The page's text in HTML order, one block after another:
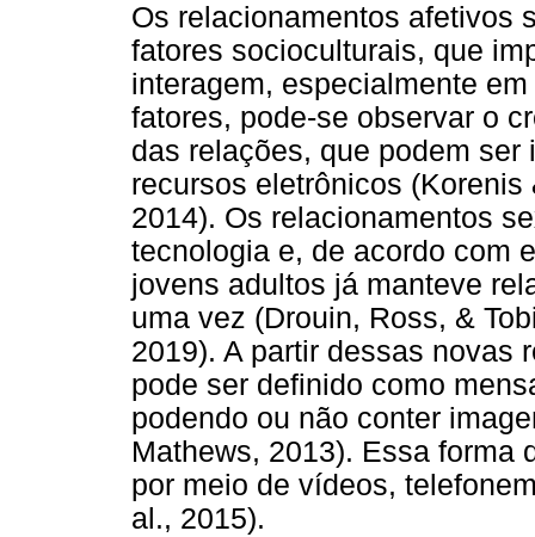
Os relacionamentos afetivos
fatores socioculturais, que
interagem, especialmente
fatores, pode-se observar o
das relações, que podem
recursos eletrônicos
2014). Os relacionamentos
tecnologia e, de acordo com
jovens adultos já manteve
uma vez (Drouin, Ross, &
2019). A partir dessas novas
pode ser definido como
podendo ou não conter
Mathews, 2013). Essa forma
por meio de vídeos,
al., 2015).